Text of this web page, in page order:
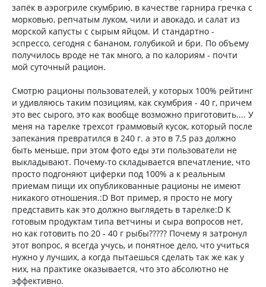
запёк в аэрогриле скумбрию, в качестве гарнира гречка с
морковью, репчатым луком, чили и авокадо, и салат из
морской капусты с сырым яйцом. И стандартно -
эспрессо, сегодня с бананом, голубикой и бри. По объему
получилось вроде не так много, а по калориям - почти
мой суточный рацион.
Смотрю рационы пользователей, у которых 100% рейтинг
и удивляюсь таким позициям, как скумбрия - 40 г, причем
это вес сырого, это как вообще возможно приготовить.... У
меня на тарелке трехсот граммовый кусок, который после
запекания превратился в 240 г. а это в 7,5 раз должно
быть меньше, при этом фото еды эти пользователи не
выкладывают. Почему-то складывается впечатление, что
просто подгоняют циферки под 100% а к реальным
приемам пищи их опубликованные рационы не имеют
никакого отношения.:D Вот пример, я просто не могу
представить как это должно выглядеть в тарелке:D К
готовым продуктам типа ветчины и сыра вопросов нет,
но как готовить по 20 - 40 г рыбы????? Почему я затронул
этот вопрос, я всегда учусь, и понятное дело, что учиться
нужно у лучших, а когда пытаешься сделать так же как у
них, на практике оказывается, что это абсолютно не
эффективно.